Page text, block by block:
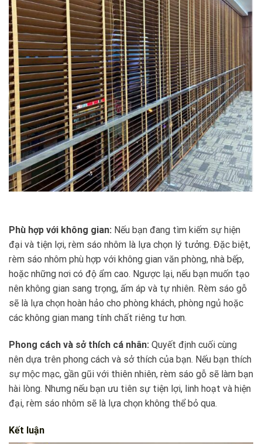
Phù hợp với không gian: Nếu bạn đang tìm kiếm sự hiện
đại và tiện lợi, rèm sáo nhôm là lựa chọn lý tưởng. Đặc biệt,
rèm sáo nhôm phù hợp với không gian văn phòng, nhà bếp,
hoặc những nơi có độ ẩm cao. Ngược lại, nếu bạn muốn tạo
nên không gian sang trọng, ấm áp và tự nhiên. Rèm sáo gỗ
sẽ là lựa chọn hoàn hảo cho phòng khách, phòng ngủ hoặc
các không gian mang tính chất riêng tư hơn.
Phong cách và sở thích cá nhân: Quyết định cuối cùng
nên dựa trên phong cách và sở thích của bạn. Nếu bạn thích
sự mộc mạc, gần gũi với thiên nhiên, rèm sáo gỗ sẽ làm bạn
hài lòng. Nhưng nếu bạn ưu tiên sự tiện lợi, linh hoạt và hiện
đại, rèm sáo nhôm sẽ là lựa chọn không thể bỏ qua.
Kết luận